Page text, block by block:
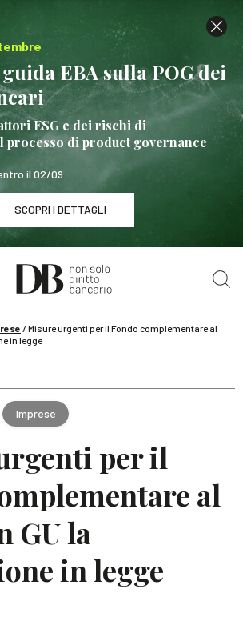
EBA sulla POG dei
ESG e dei rischi di
processo di product governance
il 02/09
SCOPRI I DETTAGLI
/ 23 settembre
EBA sulla POG dei prodotti
I DETTAGLI
/Misure urgenti per il Fondo complementare al
in legge
Imprese
per il
al
GU la
in legge